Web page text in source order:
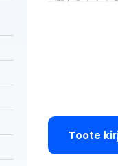
Toote